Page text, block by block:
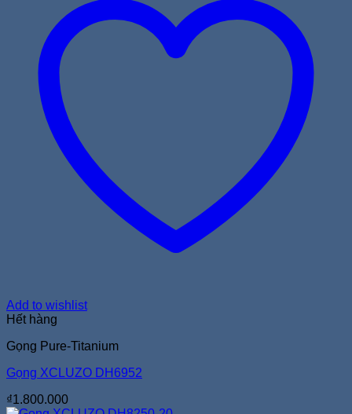
Add to wishlist
Hết hàng
Gọng Pure-Titanium
Gọng XCLUZO DH6952
₫1.800.000